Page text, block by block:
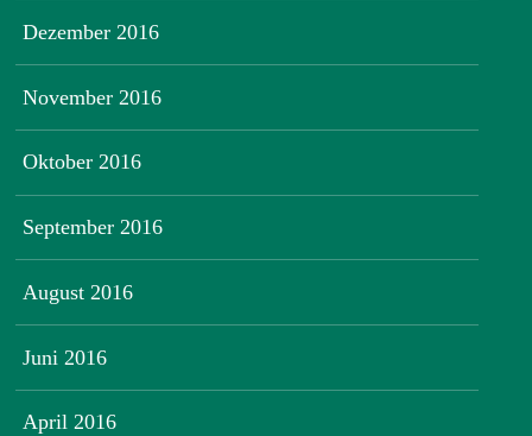
Dezember 2016
November 2016
Oktober 2016
September 2016
August 2016
Juni 2016
April 2016